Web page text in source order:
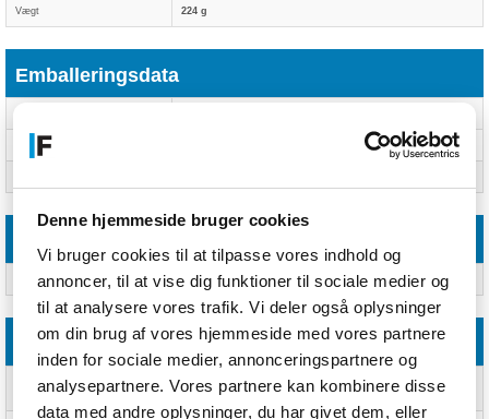
Denne hjemmeside bruger cookies
Vi bruger cookies til at tilpasse vores indhold og
annoncer, til at vise dig funktioner til sociale medier og
til at analysere vores trafik. Vi deler også oplysninger
om din brug af vores hjemmeside med vores partnere
inden for sociale medier, annonceringspartnere og
analysepartnere. Vores partnere kan kombinere disse
data med andre oplysninger, du har givet dem, eller
Vægt 224 g
Emballeringsdata
Pakkedybde
Antal pr. pakke 2 stk
Andre funktioner
Relativ luftfugtighed ved drift
(H-H)
0 - 85%